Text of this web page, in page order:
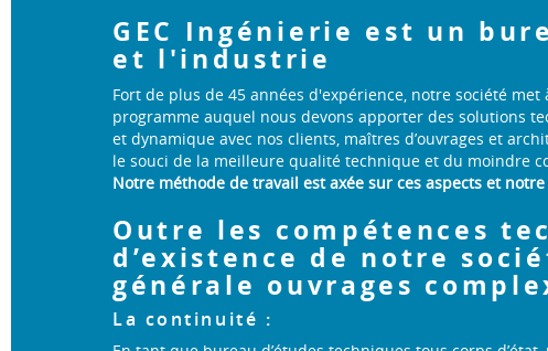
GEC Ingénierie est un
et l'industrie
Fort de plus de 45 années d'expérience, notre société
programme auquel nous devons apporter des solutions
et dynamique avec nos clients, maîtres d’ouvrages et
le souci de la meilleure qualité technique et du moindre
Notre méthode de travail est axée sur ces aspects et
Outre les compétences
d’existence de notre
générale ouvrages
La continuité :